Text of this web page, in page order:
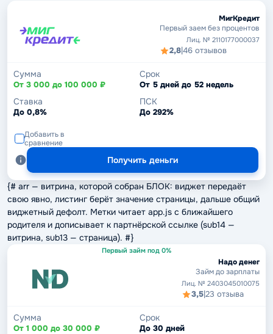
МигКредит
Первый заем без процентов
Лиц. № 2110177000037
2,8|46 отзывов
Сумма
От 3 000 до 100 000 ₽
Срок
От 5 дней до 52 недель
Ставка
До 0,8%
ПСК
До 292%
Добавить в
сравнение
Получить деньги
{# arr — витрина, которой собран БЛОК: виджет передаёт
свою явно, листинг берёт значение страницы, дальше общий
виджетный дефолт. Метки читает app.js с ближайшего
родителя и дописывает к партнёрской ссылке (sub14 —
витрина, sub13 — страница). #}
Первый займ под 0%
Надо денег
Займ до зарплаты
Лиц. № 2403045010075
3,5|23 отзыва
Сумма
От 1 000 до 30 000 ₽
Срок
До 30 дней